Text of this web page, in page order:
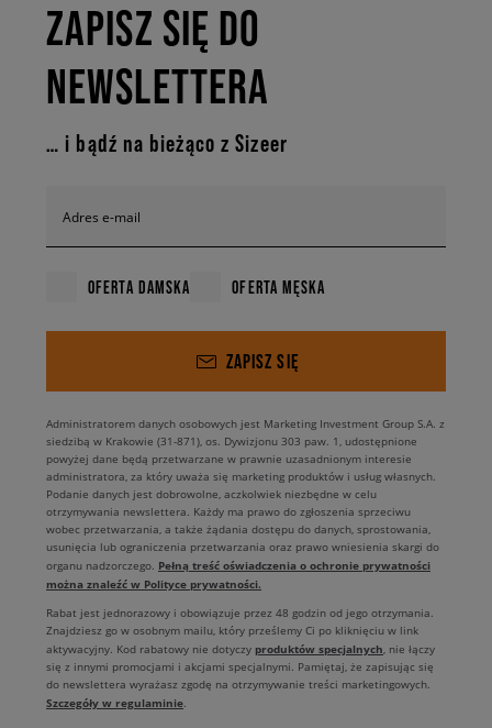
ZAPISZ SIĘ DO
NEWSLETTERA
… i bądź na bieżąco z Sizeer
Adres e-mail
OFERTA DAMSKA OFERTA MĘSKA
ZAPISZ SIĘ
Administratorem danych osobowych jest Marketing Investment Group S.A. z
siedzibą w Krakowie (31-871), os. Dywizjonu 303 paw. 1, udostępnione
powyżej dane będą przetwarzane w prawnie uzasadnionym interesie
administratora, za który uważa się marketing produktów i usług własnych.
Podanie danych jest dobrowolne, aczkolwiek niezbędne w celu
otrzymywania newslettera. Każdy ma prawo do zgłoszenia sprzeciwu
wobec przetwarzania, a także żądania dostępu do danych, sprostowania,
usunięcia lub ograniczenia przetwarzania oraz prawo wniesienia skargi do
organu nadzorczego. Pełną treść oświadczenia o ochronie prywatności
można znaleźć w Polityce prywatności.
Rabat jest jednorazowy i obowiązuje przez 48 godzin od jego otrzymania.
Znajdziesz go w osobnym mailu, który prześlemy Ci po kliknięciu w link
aktywacyjny. Kod rabatowy nie dotyczy produktów specjalnych, nie łączy
się z innymi promocjami i akcjami specjalnymi. Pamiętaj, że zapisując się
do newslettera wyrażasz zgodę na otrzymywanie treści marketingowych.
Szczegóły w regulaminie.